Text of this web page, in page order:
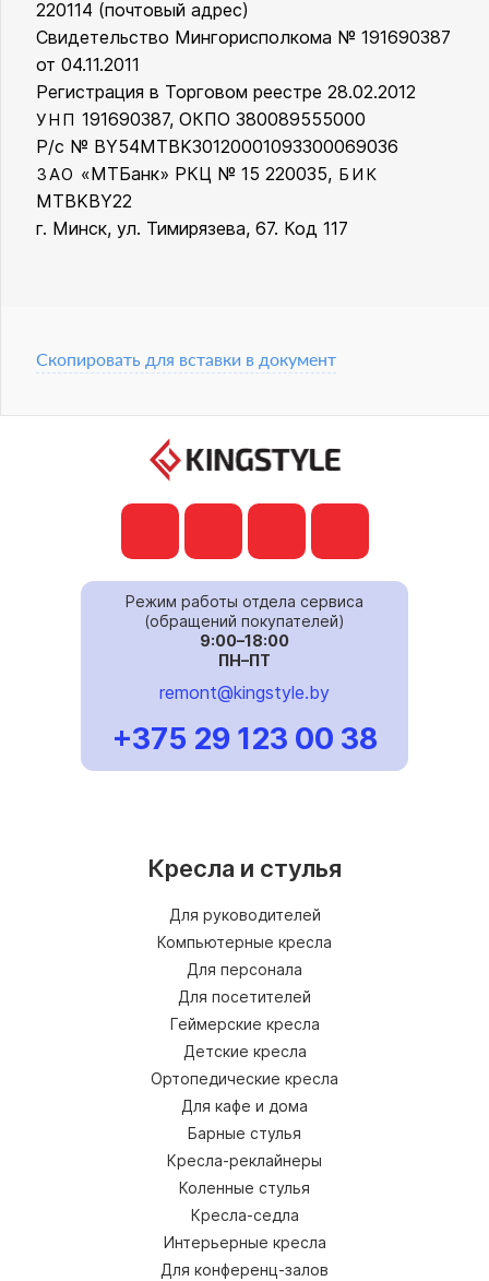
220114 (почтовый адрес)
Свидетельство Мингорисполкома № 191690387
от 04.11.2011
Регистрация в Торговом реестре 28.02.2012
УНП 191690387, ОКПО 380089555000
Р/с № BY54MTBK30120001093300069036
ЗАО «МТБанк» РКЦ № 15 220035, БИК
MTBKBY22
г. Минск, ул. Тимирязева, 67. Код 117
Скопировать для вставки в документ
Режим работы отдела сервиса
(обращений покупателей)
9:00–18:00
ПН–ПТ
remont@kingstyle.by
+375 29 123 00 38
Кресла и стулья
Для руководителей
Компьютерные кресла
Для персонала
Для посетителей
Геймерские кресла
Детские кресла
Ортопедические кресла
Для кафе и дома
Барные стулья
Кресла-реклайнеры
Коленные стулья
Кресла-седла
Интерьерные кресла
Для конференц-залов